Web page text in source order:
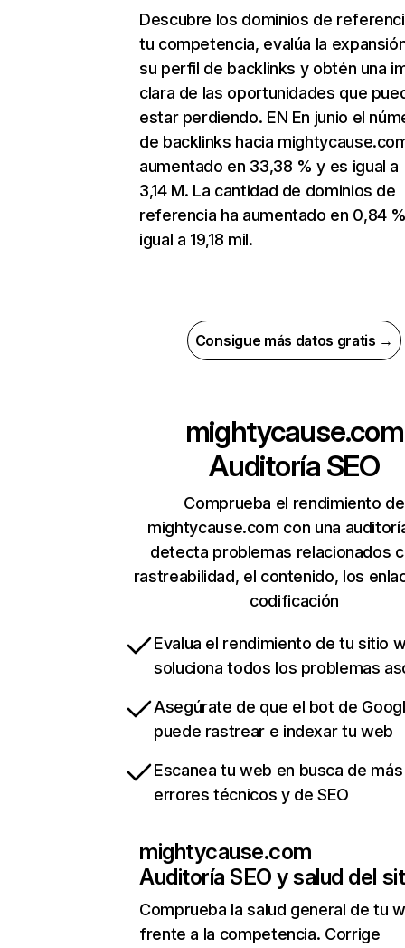
Descubre los dominios de
tu competencia, evalúa la
su perfil de backlinks y obtén una
clara de las oportunidades que
estar perdiendo. EN En junio el
de backlinks hacia
aumentado en 33,38 % y es igual a
3,14 M. La cantidad de dominios de
referencia ha aumentado en 0,84
igual a 19,18 mil.
Consigue más datos gratis →
mightycause.com
Auditoría SEO
Comprueba el rendimiento de
mightycause.com con una
detecta problemas relacionados
rastreabilidad, el contenido, los
codificación
Evalua el rendimiento de tu sitio
soluciona todos los problemas
Asegúrate de que el bot de
puede rastrear e indexar tu web
Escanea tu web en busca de
errores técnicos y de SEO
mightycause.com
Auditoría SEO y salud del
Comprueba la salud general de tu
frente a la competencia. Corrige